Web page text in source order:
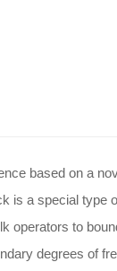
based on a
is a special type
operators to
degrees of